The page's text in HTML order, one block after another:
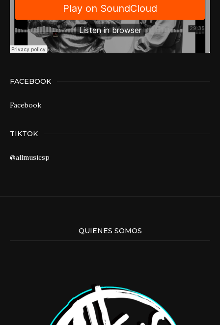
FACEBOOK
Facebook
TIKTOK
@allmusicsp
QUIENES SOMOS